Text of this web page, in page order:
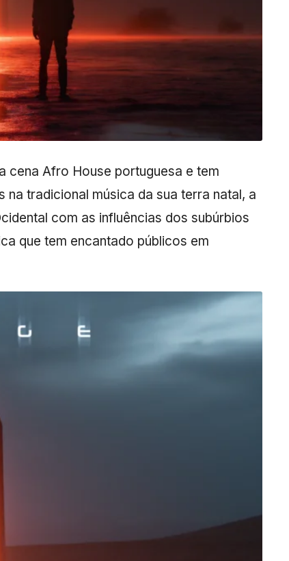
cena Afro House portuguesa e tem
tradicional música da sua terra natal, a
com as influências dos subúrbios
que tem encantado públicos em